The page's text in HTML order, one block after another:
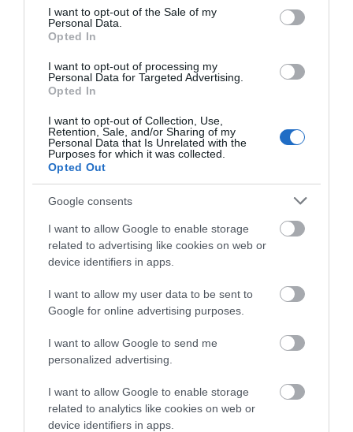
consent section.
I want to opt-out of the Sale of my
Personal Data.
Opted In
I want to opt-out of processing my
Personal Data for Targeted Advertising.
Opted In
I want to opt-out of Collection, Use,
Retention, Sale, and/or Sharing of my
Personal Data that Is Unrelated with the
Purposes for which it was collected.
Opted Out
Google consents
I want to allow Google to enable storage
related to advertising like cookies on web or
device identifiers in apps.
I want to allow my user data to be sent to
Google for online advertising purposes.
I want to allow Google to send me
personalized advertising.
I want to allow Google to enable storage
related to analytics like cookies on web or
device identifiers in apps.
Τραγική κατάληξη είχε η
θαλάσσια εκδρομή για 57χρονο
07.08.2026 | 18:20
από την Εύβοια που έφυγε από τη
07.08.2026 | 18:00
κρίθηκαν κατεδαφιστέα στο
Δείτε τι έκανε Δήμος
της Εύβοιας για τις
φωτιές
Ράγισαν καρδιές στην
Εύβοια: Το τελευταίο
«αντίο» στον 36χρονο